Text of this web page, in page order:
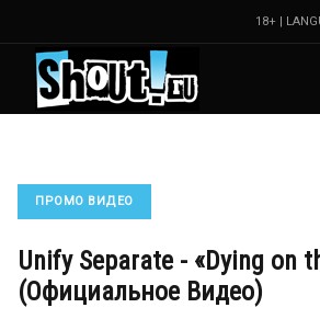
18+ |
ПРОМО ВИДЕО
Unify Separate - «Dying on
(Официальное Видео)